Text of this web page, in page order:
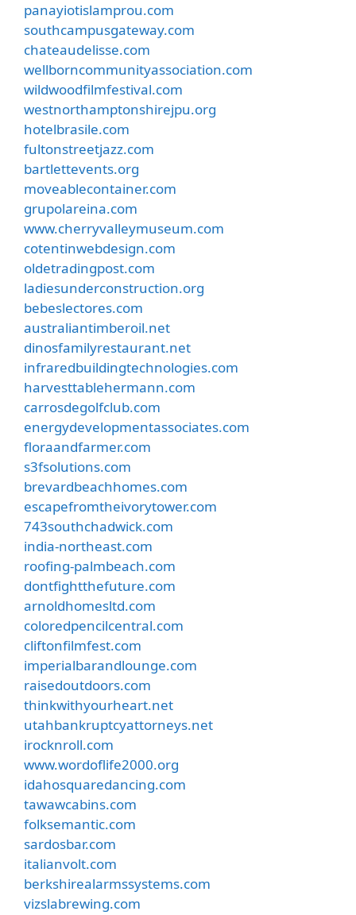
panayiotislamprou.com
southcampusgateway.com
chateaudelisse.com
wellborncommunityassociation.com
wildwoodfilmfestival.com
westnorthamptonshirejpu.org
hotelbrasile.com
fultonstreetjazz.com
bartlettevents.org
moveablecontainer.com
grupolareina.com
www.cherryvalleymuseum.com
cotentinwebdesign.com
oldetradingpost.com
ladiesunderconstruction.org
bebeslectores.com
australiantimberoil.net
dinosfamilyrestaurant.net
infraredbuildingtechnologies.com
harvesttablehermann.com
carrosdegolfclub.com
energydevelopmentassociates.com
floraandfarmer.com
s3fsolutions.com
brevardbeachhomes.com
escapefromtheivorytower.com
743southchadwick.com
india-northeast.com
roofing-palmbeach.com
dontfightthefuture.com
arnoldhomesltd.com
coloredpencilcentral.com
cliftonfilmfest.com
imperialbarandlounge.com
raisedoutdoors.com
thinkwithyourheart.net
utahbankruptcyattorneys.net
irocknroll.com
www.wordoflife2000.org
idahosquaredancing.com
tawawcabins.com
folksemantic.com
sardosbar.com
italianvolt.com
berkshirealarmssystems.com
vizslabrewing.com